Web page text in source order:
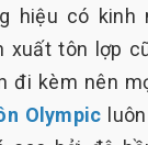
hiệu có kinh
xuất tôn lợp
đi kèm nên
Olympic